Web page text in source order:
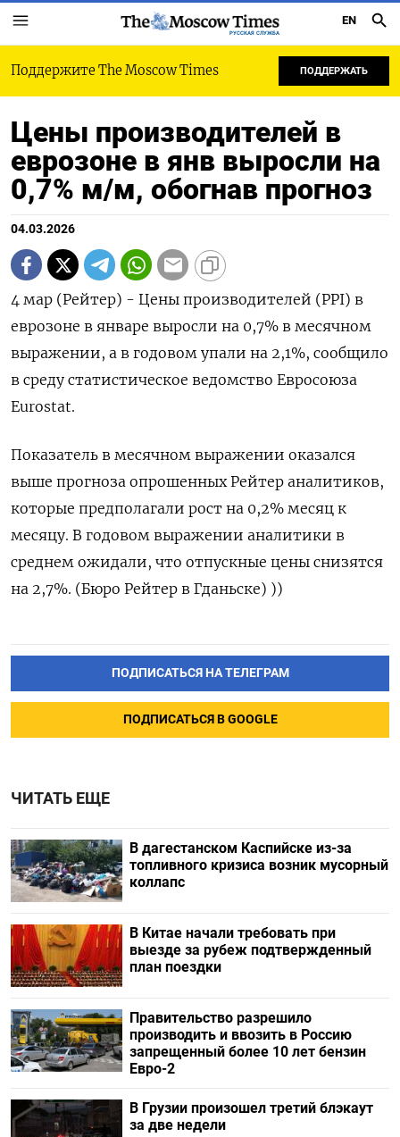
РУССКАЯ СЛУЖБА
EN
Поддержите The Moscow Times ПОДДЕРЖАТЬ
Цены производителей в
еврозоне в янв выросли на
0,7% м/м, обогнав прогноз
04.03.2026
4 мар (Рейтер) - Цены производителей (PPI) в
‌еврозоне в январе выросли на ​0,7% в ​месячном ​
выражении, ⁠а ‌в годовом ‌упали на 2,1%, сообщило
​в среду ‌статистическое ведомство ​Евросоюза
Eurostat.
Показатель в ‌месячном выражении оказался
выше ​прогноза опрошенных ​Рейтер ‌аналитиков,
которые предполагали ​рост на 0,2% месяц к
месяцу. В годовом выражении ​аналитики ⁠в
среднем ожидали, что ‌отпускные цены ‌снизятся
на 2,7%. (Бюро ​Рейтер в ‌Гданьске) ))
ПОДПИСАТЬСЯ НА ТЕЛЕГРАМ
ПОДПИСАТЬСЯ В GOOGLE
ЧИТАТЬ ЕЩЕ
В дагестанском Каспийске из-за
топливного кризиса возник мусорный
коллапс
В Китае начали требовать при
выезде за рубеж подтвержденный
план поездки
Правительство разрешило
производить и ввозить в Россию
запрещенный более 10 лет бензин
Евро-2
В Грузии произошел третий блэкаут
за две недели